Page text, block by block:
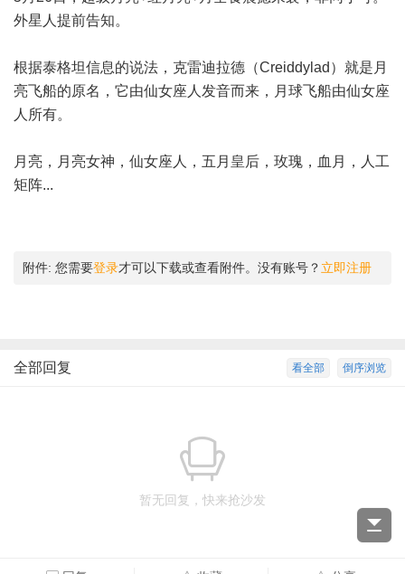
外星人提前告知。
根据泰格坦信息的说法，克雷迪拉德（Creiddylad）就是月
亮飞船的原名，它由仙女座人发音而来，月球飞船由仙女座
人所有。
月亮，月亮女神，仙女座人，五月皇后，玫瑰，血月，人工
矩阵...
附件: 您需要登录才可以下载或查看附件。没有账号？ 立即注册
倒序浏览
看全部
全部回复
暂无回复，快来抢沙发